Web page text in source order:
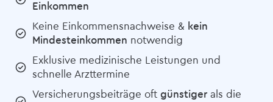
Einkommen
Keine Einkommensnachweise & kein
Mindesteinkommen notwendig
Exklusive medizinische Leistungen und
schnelle Arzttermine
Versicherungsbeiträge oft günstiger als die